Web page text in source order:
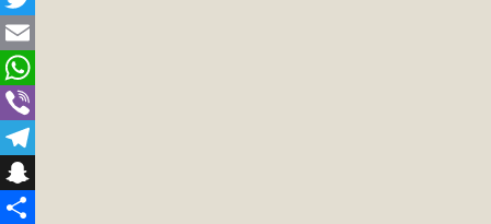
Twitter
Email
WhatsApp
Viber
Telegram
Snapchat